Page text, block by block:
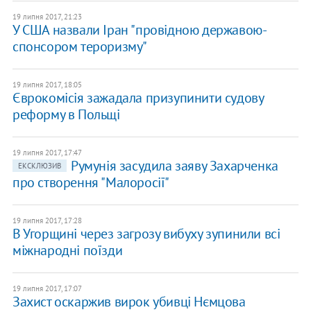
19 липня 2017, 21:23
У США назвали Іран "провідною державою-
спонсором тероризму"
19 липня 2017, 18:05
Єврокомісія зажадала призупинити судову
реформу в Польщі
19 липня 2017, 17:47
ЕКСКЛЮЗИВ
Румунія засудила заяву Захарченка
про створення "Малоросії"
19 липня 2017, 17:28
В Угорщині через загрозу вибуху зупинили всі
міжнародні поїзди
19 липня 2017, 17:07
Захист оскаржив вирок убивці Нємцова